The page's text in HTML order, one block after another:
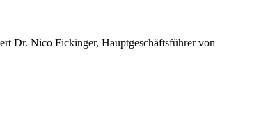
Dr. Nico Fickinger, Hauptgeschäftsführer von